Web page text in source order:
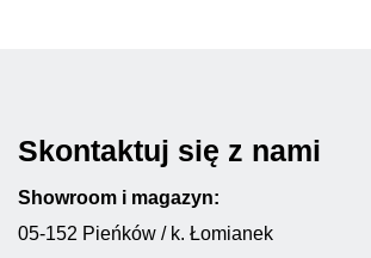
Skontaktuj się z nami
Showroom i magazyn:
05-152 Pieńków / k. Łomianek